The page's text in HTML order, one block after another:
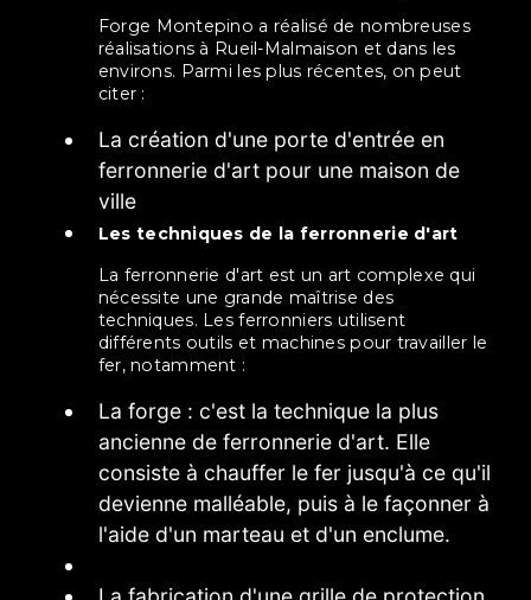
Forge Montepino a réalisé de nombreuses
réalisations à Rueil-Malmaison et dans les
environs. Parmi les plus récentes, on peut
citer :
La création d'une porte d'entrée en
ferronnerie d'art pour une maison de
ville
Les techniques de la ferronnerie d'art
La ferronnerie d'art est un art complexe qui
nécessite une grande maîtrise des
techniques. Les ferronniers utilisent
différents outils et machines pour travailler le
fer, notamment :
La forge : c'est la technique la plus
ancienne de ferronnerie d'art. Elle
consiste à chauffer le fer jusqu'à ce qu'il
devienne malléable, puis à le façonner à
l'aide d'un marteau et d'un enclume.